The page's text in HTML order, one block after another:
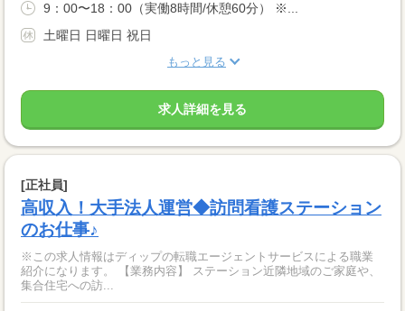
9：00〜18：00（実働8時間/休憩60分） ※...
土曜日 日曜日 祝日
もっと見る
求人詳細を見る
[正社員]
高収入！大手法人運営◆訪問看護ステーション
のお仕事♪
※この求人情報はディップの転職エージェントサービスによる職業
紹介になります。 【業務内容】 ステーション近隣地域のご家庭や、
集合住宅への訪...